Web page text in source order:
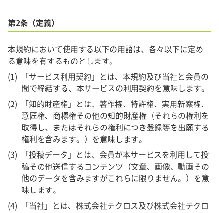
第2条（定義）
本規約において使用する以下の用語は、各々以下に定め
る意味を有するものとします。
「サービス利用契約」とは、本規約及び当社と会員の
間で締結する、本サービスの利用契約を意味します。
「知的財産権」とは、著作権、特許権、実用新案権、
意匠権、商標権その他の知的財産権（それらの権利を
取得し、またはそれらの権利につき登録等を出願する
権利を含みます。）を意味します。
「投稿データ」とは、会員が本サービスを利用して投
稿その他送信するコンテンツ（文章、画像、動画その
他のデータを含みますがこれらに限りません。）を意
味します。
「当社」とは、株式会社テクロス及び株式会社テクロ